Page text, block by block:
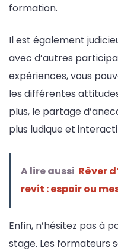
formation.
Il est également
avec d’autres
expériences, vous
les différentes
plus, le partage
plus ludique et
A lire aussi Rêver
revit : espoir ou
Enfin, n’hésitez pas à
stage. Les formateurs